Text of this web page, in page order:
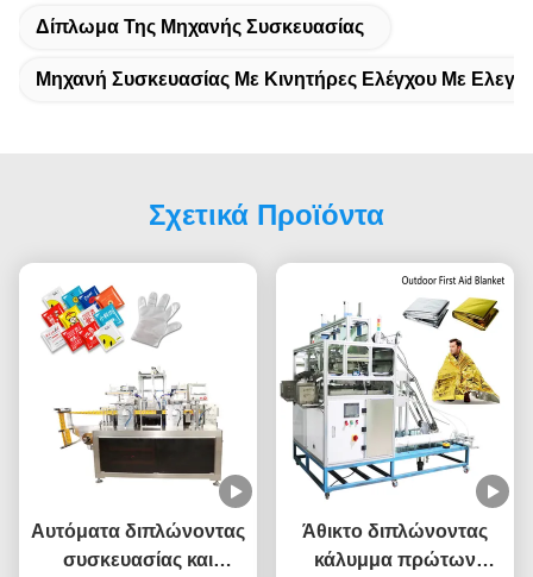
Δίπλωμα Της Μηχανής Συσκευασίας
Μηχανή Συσκευασίας Με Κινητήρες Ελέγχου Με
Σχετικά Προϊόντα
Αυτόματα διπλώνοντας
συσκευασίας και
Άθικτο διπλώνοντας
κάλυμμα πρώτων